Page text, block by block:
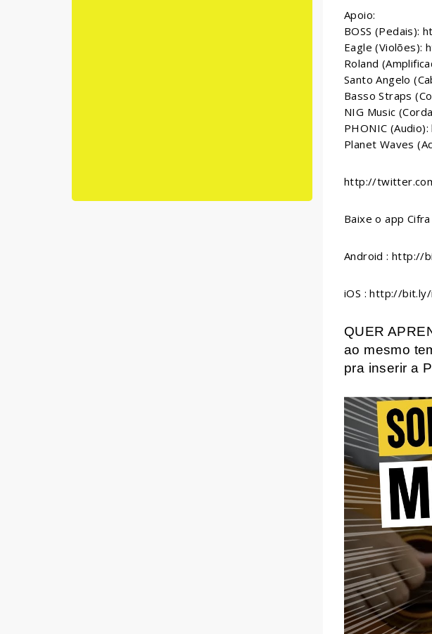
Apoio:
BOSS (Pedais):
Eagle (Violões):
Roland
Santo Angelo
Basso Straps
NIG Music
PHONIC
Planet Waves
http://
Baixe o app
Android : http://
iOS : http://bit.ly/
QUER
ao mesmo
pra inserir a